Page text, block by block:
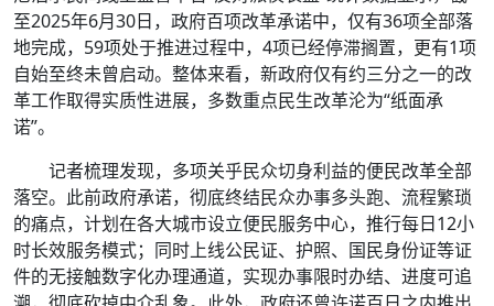
至2025年6月30日，政府百项改革承诺中，仅有36项全部落
地完成，59项处于推进过程中，4项已经停滞搁置，更有1项
自始至终未曾启动。整体来看，新政府仅有约三分之一的改
革工作取得实质性进展，多数重点民生改革沦为“纸面承
诺”。
记者梳理发现，多项关乎民众切身利益的便民改革全部
落空。此前政府承诺，彻底终结民众办事多头跑、流程繁琐
的痛点，计划在各大城市设立便民服务中心，推行每日12小
时长效服务模式；同时上线公民证、护照、国民身份证等证
件的无接触数字化办理通道，实现办事限时办结、进度可追